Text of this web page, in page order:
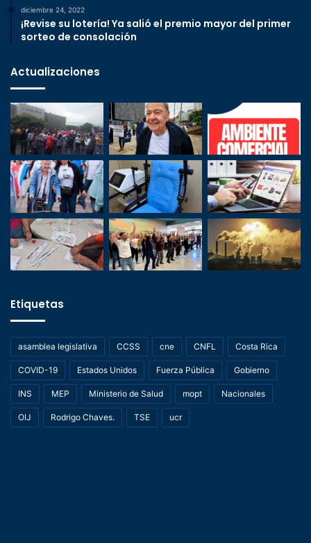
diciembre 24, 2022
¡Revise su lotería! Ya salió el premio mayor del primer
sorteo de consolación
Actualizaciones
Etiquetas
asamblea legislativa CCSS cne CNFL Costa Rica
COVID-19 Estados Unidos Fuerza Pública Gobierno
INS MEP Ministerio de Salud mopt Nacionales
OIJ Rodrigo Chaves. TSE ucr